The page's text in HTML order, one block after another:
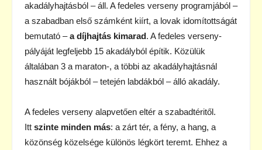
akadályhajtásból – áll. A fedeles verseny programjából –
a szabadban első számként kiírt, a lovak idomítottságát
bemutató –a díjhajtás kimarad. A fedeles verseny-
pályáját legfeljebb 15 akadályból építik. Közülük
általában 3 a maraton-, a többi az akadályhajtásnál
használt bójákból – tetején labdákból – álló akadály.
A fedeles verseny alapvetően eltér a szabadtéritől.
Itt szinte minden más: a zárt tér, a fény, a hang, a
közönség közelsége különös légkört teremt. Ehhez a